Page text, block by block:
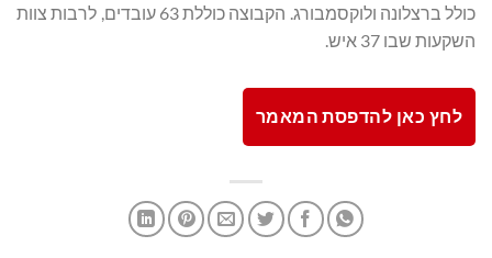
כולל ברצלונה ולוקסמבורג. הקבוצה כוללת 63 עובדים, לרבות צוות
השקעות שבו 37 איש.
לחץ כאן להדפסת המאמר